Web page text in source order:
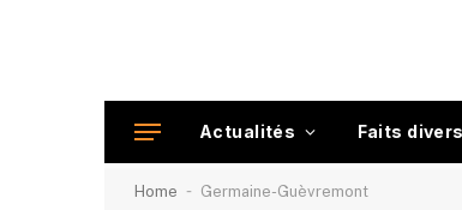
Actualités Faits divers
Home - Germaine-Guèvremont